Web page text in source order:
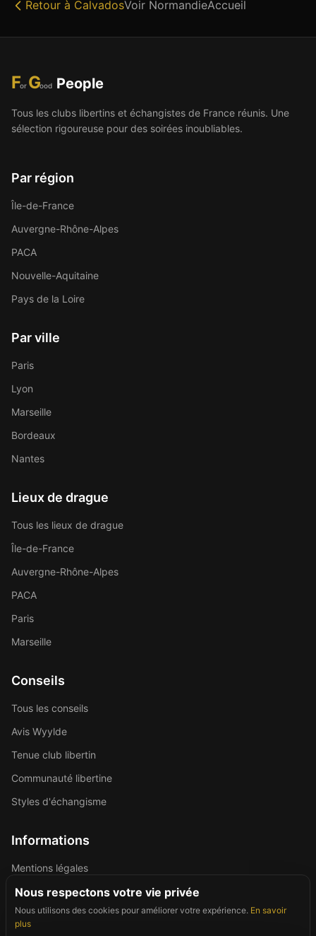
Retour à CalvadosVoir NormandieAccueil
For Good People
Tous les clubs libertins et échangistes de France réunis. Une
sélection rigoureuse pour des soirées inoubliables.
Par région
Île-de-France
Auvergne-Rhône-Alpes
PACA
Nouvelle-Aquitaine
Pays de la Loire
Par ville
Paris
Lyon
Marseille
Bordeaux
Nantes
Lieux de drague
Tous les lieux de drague
Île-de-France
Auvergne-Rhône-Alpes
PACA
Paris
Marseille
Conseils
Tous les conseils
Avis Wyylde
Tenue club libertin
Communauté libertine
Styles d'échangisme
Informations
Mentions légales
Politique de confidentialité
Contact
Nous respectons votre vie privée
Nous utilisons des cookies pour améliorer votre expérience. En savoir
plus